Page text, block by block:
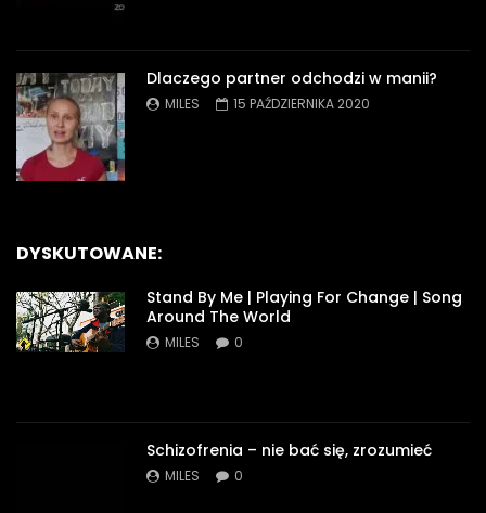
Dlaczego partner odchodzi w manii?
MILES 15 PAŹDZIERNIKA 2020
DYSKUTOWANE:
Stand By Me | Playing For Change | Song
Around The World
MILES 0
Schizofrenia – nie bać się, zrozumieć
MILES 0